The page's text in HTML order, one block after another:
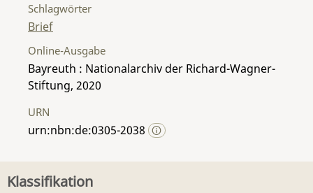
Schlagwörter
Brief
Online-Ausgabe
Bayreuth : Nationalarchiv der Richard-Wagner-
Stiftung, 2020
URN
urn:nbn:de:0305-2038
Klassifikation